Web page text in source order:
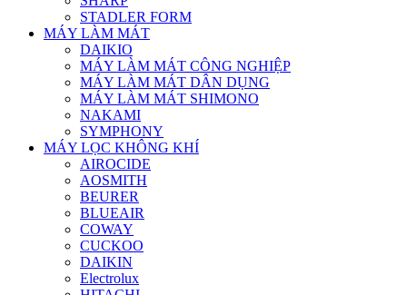
STADLER FORM
MÁY LÀM MÁT
DAIKIO
MÁY LÀM MÁT CÔNG NGHIỆP
MÁY LÀM MÁT DÂN DỤNG
MÁY LÀM MÁT SHIMONO
NAKAMI
SYMPHONY
MÁY LỌC KHÔNG KHÍ
AIROCIDE
AOSMITH
BEURER
BLUEAIR
COWAY
CUCKOO
DAIKIN
Electrolux